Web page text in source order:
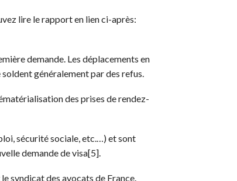
lire le rapport en lien ci-après:
demande. Les déplacements en
généralement par des refus.
des prises de rendez-
sécurité sociale, etc.…) et sont
demande de visa[5].
syndicat des avocats de France.